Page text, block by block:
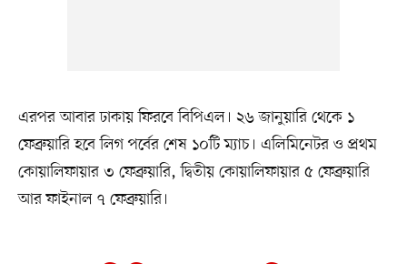
এরপর আবার ঢাকায় ফিরবে বিপিএল। ২৬ জানুয়ারি থেকে ১
ফেব্রুয়ারি হবে লিগ পর্বের শেষ ১০টি ম্যাচ। এলিমিনেটর ও প্রথম
কোয়ালিফায়ার ৩ ফেব্রুয়ারি, দ্বিতীয় কোয়ালিফায়ার ৫ ফেব্রুয়ারি
আর ফাইনাল ৭ ফেব্রুয়ারি।